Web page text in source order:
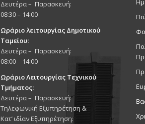
Δευτέρα – Παρασκευή:
08:30 – 14:00
Ωράριο λειτουργίας Δημοτικού
Ταμείου:
Δευτέρα – Παρασκευή:
08:00 – 14:00
Ωράριο Λειτουργίας Τεχνικού
Τμήματος:
Δευτέρα – Παρασκευή:
Τηλεφωνική Εξυπηρέτηση &
Κατ’ ιδίαν Εξυπηρέτηση: